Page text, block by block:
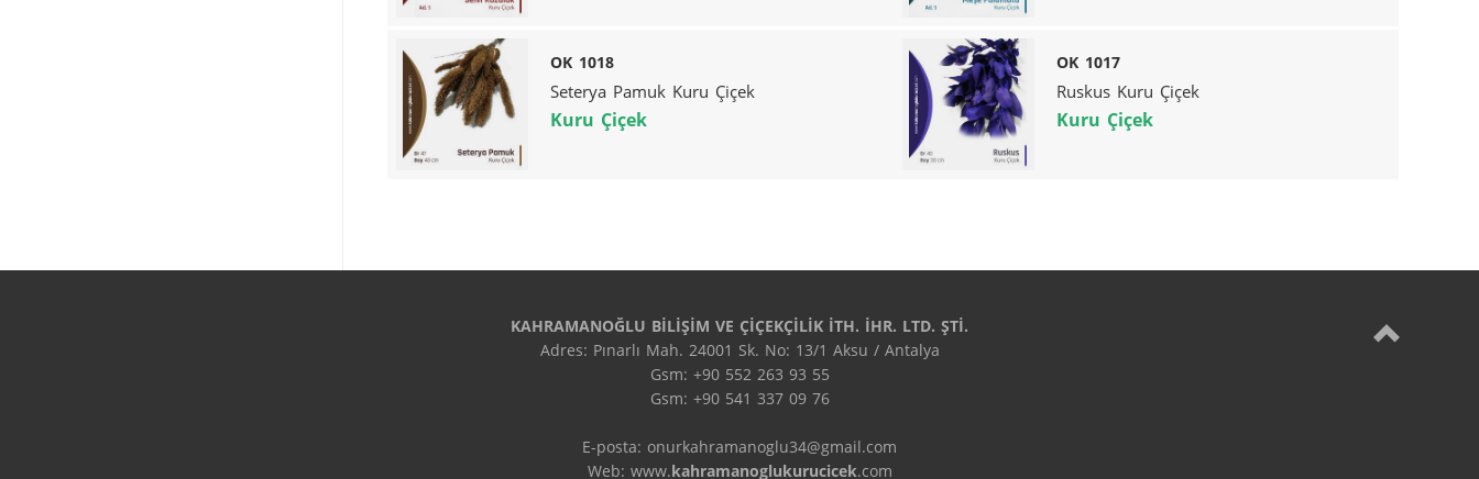
OK 1018
Seterya Pamuk Kuru Çiçek
Kuru Çiçek
OK 1017
Ruskus Kuru Çiçek
Kuru Çiçek
KAHRAMANOĞLU BİLİŞİM VE ÇİÇEKÇİLİK İTH. İHR. LTD. ŞTİ.
Adres: Pınarlı Mah. 24001 Sk. No: 13/1 Aksu / Antalya
Gsm: +90 552 263 93 55
Gsm: +90 541 337 09 76
E-posta: onurkahramanoglu34@gmail.com
Web: www.kahramanoglukurucicek.com